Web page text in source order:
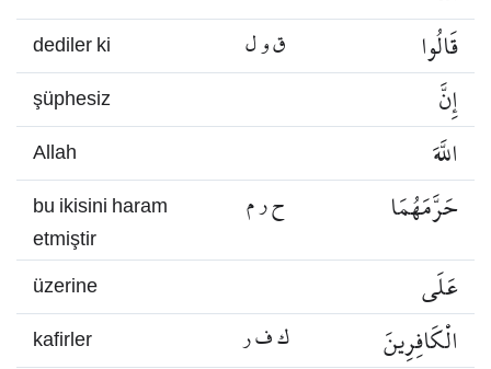
dediler ki ق و ل قَالُوا
şüphesiz إِنَّ
Allah اللَّهَ
bu ikisini haram
etmiştir
ح ر م حَرَّمَهُمَا
üzerine عَلَى
kafirler ك ف ر الْكَافِرِينَ